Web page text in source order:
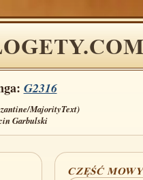
G2316
MajorityText)
Garbulski
CZĘŚĆ